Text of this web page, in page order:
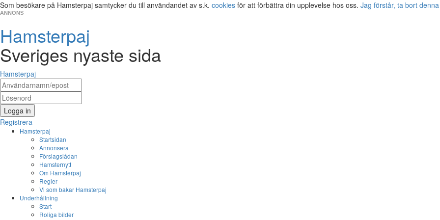
Som besökare på Hamsterpaj samtycker du till användandet av s.k. cookies för att förbättra din upplevelse hos oss. Jag förstår, ta bort
ANNONS
Hamsterpaj
Sveriges nyaste sida
Hamsterpaj
Logga in
Registrera
Hamsterpaj
Startsidan
Annonsera
Förslagslådan
Hamsternytt
Om Hamsterpaj
Regler
Vi som bakar Hamsterpaj
Underhållning
Start
Roliga bilder